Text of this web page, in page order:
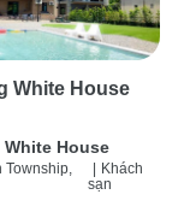
White House
House
Township,
| Khách
sạn